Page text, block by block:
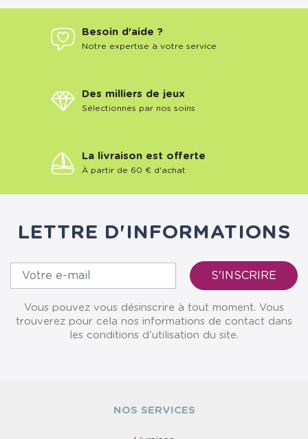
Besoin d'aide ?
Notre expertise à votre service
Des milliers de jeux
Sélectionnés par nos soins
La livraison est offerte
À partir de 60 € d'achat
LETTRE D'INFORMATIONS
Vous pouvez vous désinscrire à tout moment. Vous
trouverez pour cela nos informations de contact dans
les conditions d'utilisation du site.
NOS SERVICES